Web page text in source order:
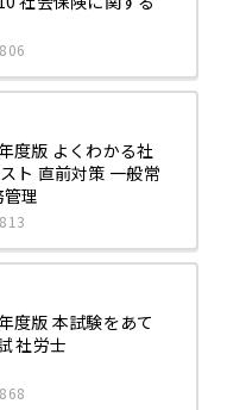
度版 よくわかる社
ト 直前対策 一般常
理
度版 本試験をあて
社労士